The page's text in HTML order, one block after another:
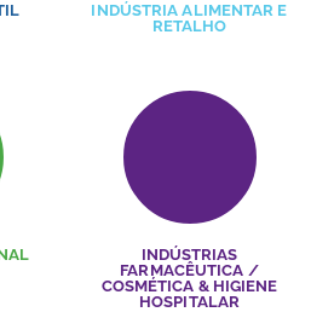
INDÚSTRIA ALIMENTAR E
RETALHO
INDÚSTRIAS
FARMACÊUTICA /
COSMÉTICA & HIGIENE
HOSPITALAR